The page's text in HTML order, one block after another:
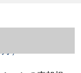
ション売却情